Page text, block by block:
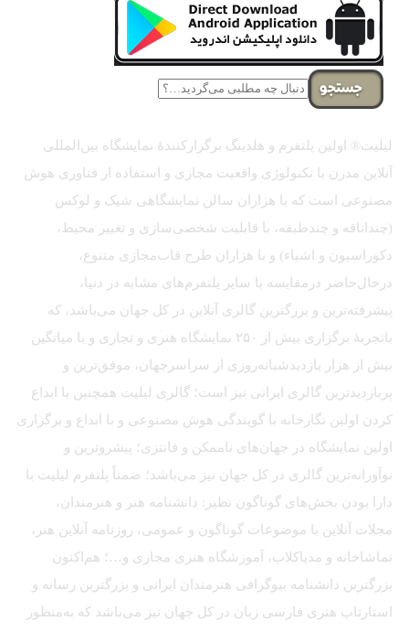
جستجو
لیلیت® اولین پلتفرم و هلدینگ برگزارکنندهٔ نمایشگاه بین‌المللی
آنلاین مدرن با تکنولوژی واقعیت مجازی و استفاده از فناوری هوش
مصنوعی است که با هزاران سالن نمایشگاهی شیک و لوکس
(چنداتاقه و چندطبقه، با قابلیت شخصی‌سازی و تغییر محیط،
دکوراسیون و اشیاء) و با هزاران طرح قاب‌مجازی متنوع،
درحال‌حاضر درمقایسه با سایر پلتفرم‌های مشابه در دنیا،
پیشرفته‌ترین و بزرگترین گالری آنلاین در کل جهان می‌باشد، که
باتجربهٔ برگزاری بیش از ۲۵۰ نمایشگاه هنری و تجاری و با میانگین
بیش از هزار بازدیدشبانه‌روزی از سراسرجهان، موفق‌ترین و
پربازدیدترین گالری ایرانی نیز است؛ گالری لیلیت همچنین با ابداع
کردن اولین نگارخانه با گویندگی هوش مصنوعی و با ابداع و برگزاری
اولین نمایشگاه در جهان‌های ناممکن و فانتزی؛ پیشروترین و
نوآورانه‌ترین گالری در کل جهان نیز می‌باشد؛ ضمناً پلتفرم لیلیت با
دارا بودن بخش‌های گوناگون نظیر: دانشنامه هنر و هنرمندان،
مجلات آنلاین با موضوعات گوناگون و عمومی، روزنامه آنلاین هنر،
تماشاخانه و مدیاکلاب، آموزشگاه هنری مجازی و…؛ هم‌اکنون
بزرگترین دانشنامه بیوگرافی هنرمندان ایرانی و بزرگترین رسانه و
استارتاپ هنری فارسی زبان در کل جهان نیز می‌باشد که به‌منظور